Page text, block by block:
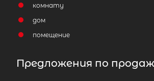
комнату
дом
помещение
Предложения по